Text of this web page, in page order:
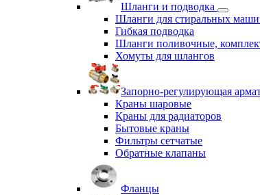
Шланги и подводка
Шланги для стиральных
Гибкая подводка
Шланги поливочные,
Хомуты для шлангов
Запорно-регулирующая
Краны шаровые
Краны для радиаторов
Бытовые краны
Фильтры сетчатые
Обратные клапаны
Фланцы